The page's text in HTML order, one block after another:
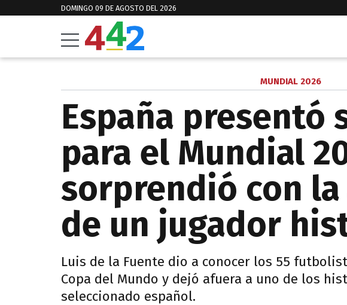
DOMINGO 09 DE AGOSTO DEL 2026
MUNDIAL 2026
España presentó
para el Mundial
sorprendió con la
de un jugador
Luis de la Fuente dio a conocer los 55
Copa del Mundo y dejó afuera a uno de los
seleccionado español.